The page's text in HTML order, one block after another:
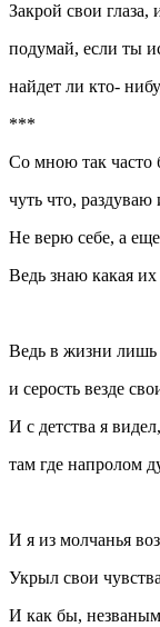
Закрой свои глаза,
подумай, если ты
найдет ли кто-
***
Со мною так часто
чуть что, раздуваю
Не верю себе, а
Ведь знаю какая
Ведь в жизни лишь
и серость везде
И с детства я
там где напролом
И я из молчанья
Укрыл свои
И как бы, незваным